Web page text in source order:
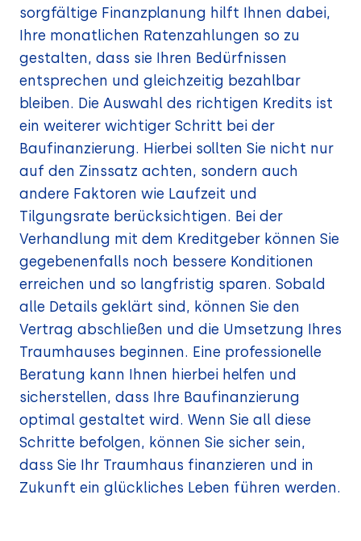
sorgfältige Finanzplanung hilft Ihnen dabei,
Ihre monatlichen Ratenzahlungen so zu
gestalten, dass sie Ihren Bedürfnissen
entsprechen und gleichzeitig bezahlbar
bleiben. Die Auswahl des richtigen Kredits ist
ein weiterer wichtiger Schritt bei der
Baufinanzierung. Hierbei sollten Sie nicht nur
auf den Zinssatz achten, sondern auch
andere Faktoren wie Laufzeit und
Tilgungsrate berücksichtigen. Bei der
Verhandlung mit dem Kreditgeber können Sie
gegebenenfalls noch bessere Konditionen
erreichen und so langfristig sparen. Sobald
alle Details geklärt sind, können Sie den
Vertrag abschließen und die Umsetzung Ihres
Traumhauses beginnen. Eine professionelle
Beratung kann Ihnen hierbei helfen und
sicherstellen, dass Ihre Baufinanzierung
optimal gestaltet wird. Wenn Sie all diese
Schritte befolgen, können Sie sicher sein,
dass Sie Ihr Traumhaus finanzieren und in
Zukunft ein glückliches Leben führen werden.